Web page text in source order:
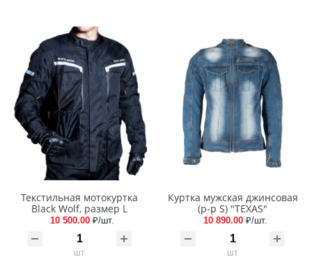
Текстильная мотокуртка
Black Wolf, размер L
10 500.00 ₽/шт.
шт
Куртка мужская джинсовая
(р-р S) "TEXAS"
10 890.00 ₽/шт.
шт